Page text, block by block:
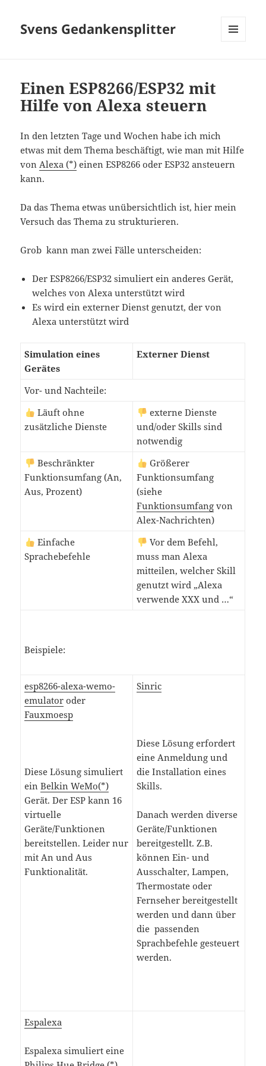
Svens Gedankensplitter
Einen ESP8266/ESP32 mit
Hilfe von Alexa steuern
In den letzten Tage und Wochen habe ich mich
etwas mit dem Thema beschäftigt, wie man mit Hilfe
vonAlexa (*) einen ESP8266 oder ESP32 ansteuern
kann.
Da das Thema etwas unübersichtlich ist, hier mein
Versuch das Thema zu strukturieren.
Grob kann man zwei Fälle unterscheiden:
Der ESP8266/ESP32 simuliert ein anderes Gerät,
welches von Alexa unterstützt wird
Es wird ein externer Dienst genutzt, der von
Alexa unterstützt wird
Simulation eines
Gerätes
Externer Dienst
Vor- und Nachteile:
Läuft ohne
zusätzliche Dienste
externe Dienste
und/oder Skills sind
notwendig
Beschränkter
Funktionsumfang (An,
Aus, Prozent)
Größerer
Funktionsumfang
(siehe
Funktionsumfang von
Alex-Nachrichten)
Einfache
Sprachebefehle
Vor dem Befehl,
muss man Alexa
mitteilen, welcher Skill
genutzt wird „Alexa
verwende XXX und …“
Beispiele:
esp8266-alexa-wemo-
emulator oder
Fauxmoesp
Diese Lösung simuliert
einBelkin WeMo(*)
Gerät. Der ESP kann 16
virtuelle
Geräte/Funktionen
bereitstellen. Leider nur
mit An und Aus
Funktionalität.
Sinric
Diese Lösung erfordert
eine Anmeldung und
die Installation eines
Skills.
Danach werden diverse
Geräte/Funktionen
bereitgestellt. Z.B.
können Ein- und
Ausschalter, Lampen,
Thermostate oder
Fernseher bereitgestellt
werden und dann über
die passenden
Sprachbefehle gesteuert
werden.
Espalexa
Espalexa simuliert eine